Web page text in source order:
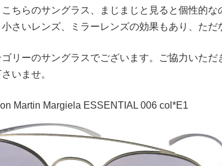
ちらのサングラス、まじまじと見ると個性的
さいレンズ、ミラーレンズの効果もあり、ただ
リーのサングラスでございます。ご協力いた
いませ。
Martin Margiela ESSENTIAL 006 col*E1